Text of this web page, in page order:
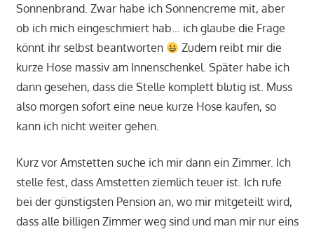
Sonnenbrand. Zwar habe ich Sonnencreme mit, aber
ob ich mich eingeschmiert hab… ich glaube die Frage
könnt ihr selbst beantworten
Zudem reibt mir die
kurze Hose massiv am Innenschenkel. Später habe ich
dann gesehen, dass die Stelle komplett blutig ist. Muss
also morgen sofort eine neue kurze Hose kaufen, so
kann ich nicht weiter gehen.
Kurz vor Amstetten suche ich mir dann ein Zimmer. Ich
stelle fest, dass Amstetten ziemlich teuer ist. Ich rufe
bei der günstigsten Pension an, wo mir mitgeteilt wird,
dass alle billigen Zimmer weg sind und man mir nur eins